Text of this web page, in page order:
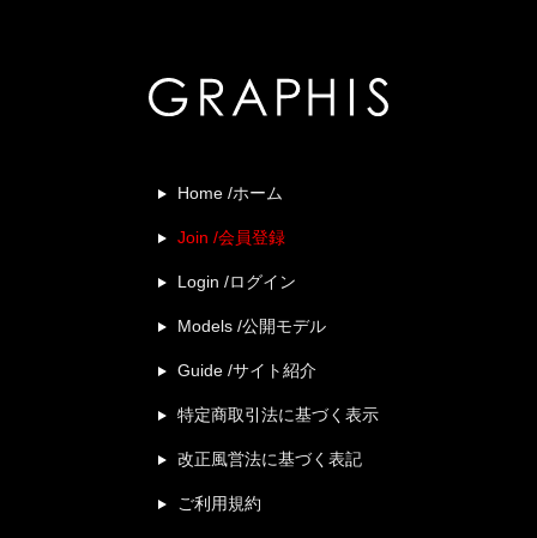
Home /ホーム
Join /会員登録
Login /ログイン
Models /公開モデル
Guide /サイト紹介
特定商取引法に基づく表示
改正風営法に基づく表記
ご利用規約